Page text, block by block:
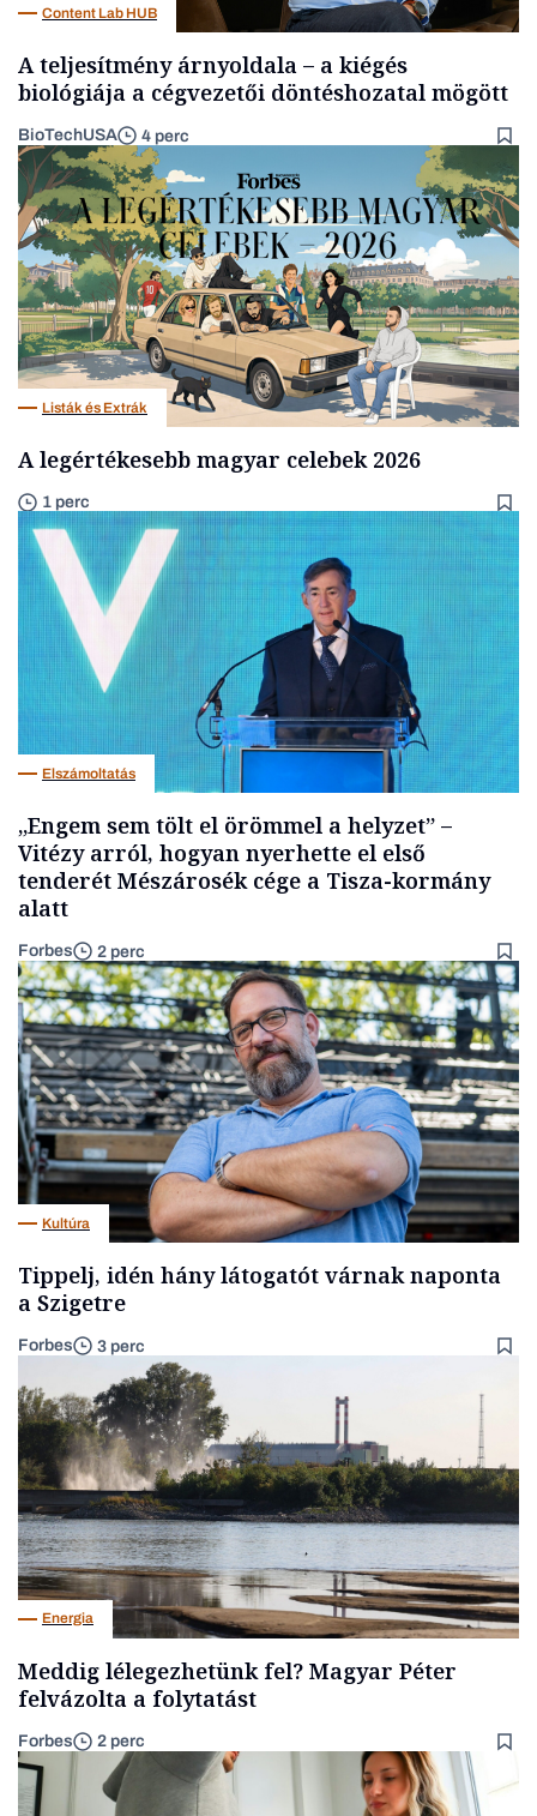
Content Lab HUB
A teljesítmény árnyoldala – a kiégés
biológiája a cégvezetői döntéshozatal mögött
BioTechUSA 4 perc
Listák és Extrák
A legértékesebb magyar celebek 2026
1 perc
Elszámoltatás
„Engem sem tölt el örömmel a helyzet” –
Vitézy arról, hogyan nyerhette el első
tenderét Mészárosék cége a Tisza-kormány
alatt
Forbes 2 perc
Kultúra
Tippelj, idén hány látogatót várnak naponta
a Szigetre
Forbes 3 perc
Energia
Meddig lélegezhetünk fel? Magyar Péter
felvázolta a folytatást
Forbes 2 perc